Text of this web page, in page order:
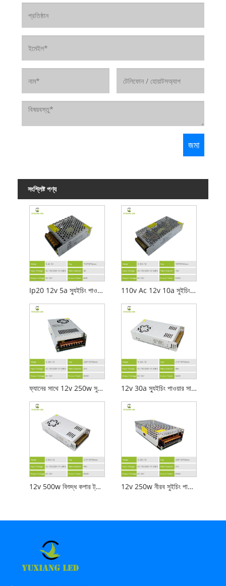
সংশ্লিষ্ট পণ্য
Ip20 12v 5a স্যুইচিং পাওয়ার সাপ্লাই 110v Ac 12v 10a সুইচিং পাওয়ার সাপ্লাই
ফ্যানের সাথে 12v 250w সুইচিং পাওয়ার সাপ্লাই 12v 30a স্যুইচিং পাওয়ার সাপ্লাই
12v 500w বিশুদ্ধ কপার ট্রান্সফরমার সুইচিং পাওয়ার সাপ্লাই 12v 250w নীরব সুইচিং পাওয়ার সাপ্লাই